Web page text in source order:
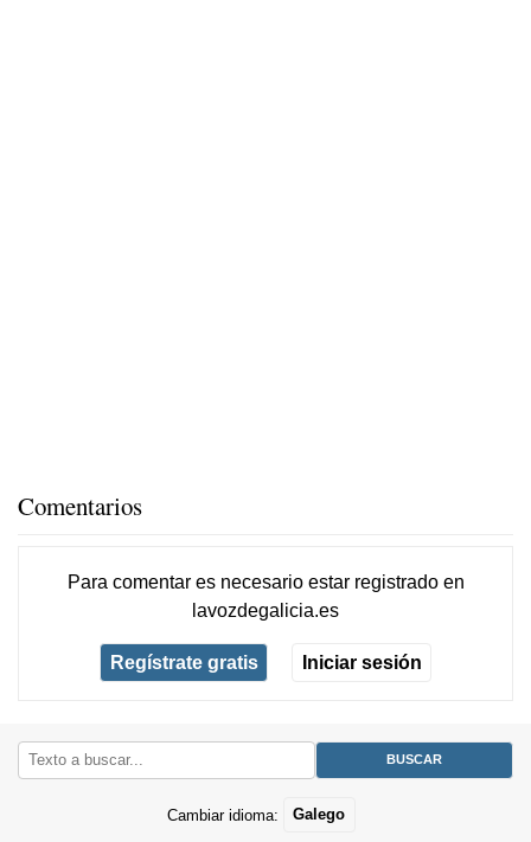
Comentarios
Para comentar es necesario estar registradoen
lavozdegalicia.es
Regístrate gratis Iniciar sesión
Cambiar idioma: Galego